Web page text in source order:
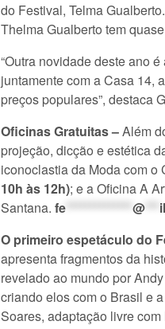
do Festival, Telma
Thelma Gualberto tem
“Outra novidade deste ano
juntamente com a Casa 14,
preços populares”, destaca
Oficinas Gratuitas –Além
projeção, dicção e estética
iconoclastia da Moda com o
10h às 12h); e a Oficina A
Santana. fe ************** @ ***
O primeiro espetáculo do
apresenta fragmentos da
revelado ao mundo por
criando elos com o Brasil e
Soares, adaptação livre